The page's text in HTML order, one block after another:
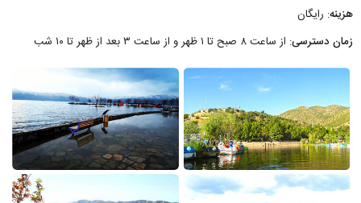
هزینه: رایگان
زمان دسترسی: از ساعت ۸ صبح تا ۱ ظهر و از ساعت ۳ بعد از ظهر تا ۱۰ شب